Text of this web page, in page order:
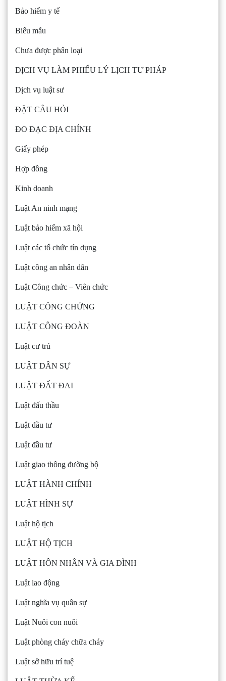
Bảo hiểm y tế
Biểu mẫu
Chưa được phân loại
DỊCH VỤ LÀM PHIẾU LÝ LỊCH TƯ PHÁP
Dịch vụ luật sư
ĐẶT CÂU HỎI
ĐO ĐẠC ĐỊA CHÍNH
Giấy phép
Hợp đồng
Kinh doanh
Luật An ninh mạng
Luật bảo hiểm xã hội
Luật các tổ chức tín dụng
Luật công an nhân dân
Luật Công chức – Viên chức
LUẬT CÔNG CHỨNG
LUẬT CÔNG ĐOÀN
Luật cư trú
LUẬT DÂN SỰ
LUẬT ĐẤT ĐAI
Luật đấu thầu
Luật đầu tư
Luật đầu tư
Luật giao thông đường bộ
LUẬT HÀNH CHÍNH
LUẬT HÌNH SỰ
Luật hộ tịch
LUẬT HỘ TỊCH
LUẬT HÔN NHÂN VÀ GIA ĐÌNH
Luật lao động
Luật nghĩa vụ quân sự
Luật Nuôi con nuôi
Luật phòng cháy chữa cháy
Luật sở hữu trí tuệ